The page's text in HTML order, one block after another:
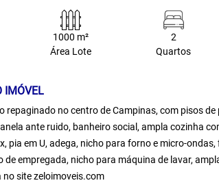
1000 m²
Área Lote
2
Quartos
IMÓVEL
repaginado no centro de Campinas, com pisos
ante ruido, banheiro social, ampla cozinha
pia em U, adega, nicho para forno e micro-
de empregada, nicho para máquina de lavar,
site zeloimoveis.com